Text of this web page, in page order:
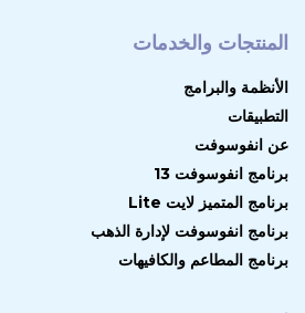
المنتجات والخدمات
الأنظمة والبرامج
التطبيقات
عن انفوسوفت
برنامج انفوسوفت 13
برنامج المتميز لايت Lite
برنامج انفوسوفت لإدارة الذهب
برنامج المطاعم والكافيهات